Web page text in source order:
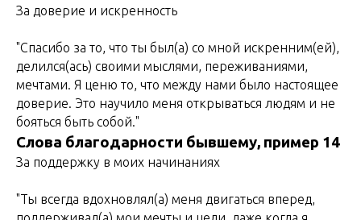
За доверие и искренность
"Спасибо за то, что ты был(а) со мной искренним(ей),
делился(ась) своими мыслями, переживаниями,
мечтами. Я ценю то, что между нами было настоящее
доверие. Это научило меня открываться людям и не
бояться быть собой."
Слова благодарности бывшему, пример 14
За поддержку в моих начинаниях
"Ты всегда вдохновлял(а) меня двигаться вперед,